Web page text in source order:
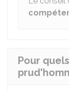
Pour